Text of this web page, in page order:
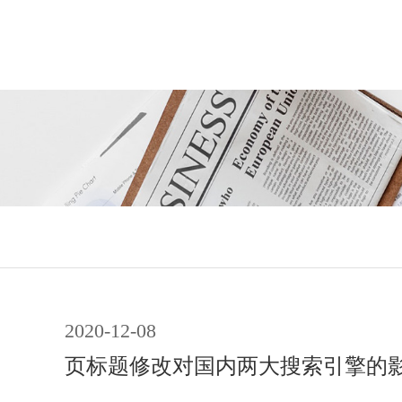
2020-12-08
页标题修改对国内两大搜索引擎的